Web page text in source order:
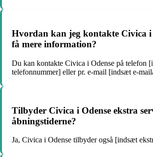
Hvordan kan jeg kontakte Civica i
få mere information?
Du kan kontakte Civica i Odense på telefon
telefonnummer] eller pr. e-mail [indsæt e-
Tilbyder Civica i Odense ekstra
åbningstiderne?
Ja, Civica i Odense tilbyder også [indsæt